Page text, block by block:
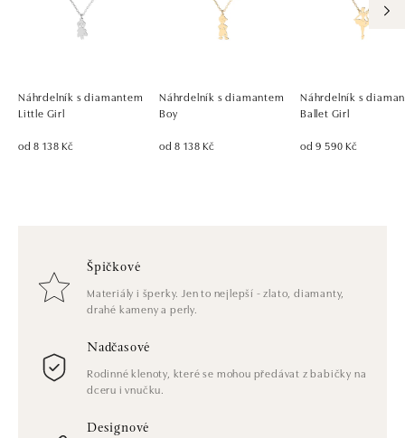
Náhrdelník s diamantem
Little Girl
od 8 138 Kč
Náhrdelník s diamantem
Boy
od 8 138 Kč
Náhrdelník s
Ballet Girl
od 9 590 Kč
Špičkové
Materiály i šperky. Jen to nejlepší - zlato, diamanty,
drahé kameny a perly.
Nadčasové
Rodinné klenoty, které se mohou předávat z babičky na
dceru i vnučku.
Designové